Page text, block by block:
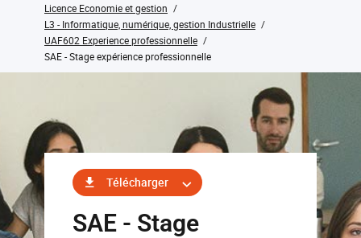
Licence Economie et gestion
L3 - Informatique, numérique, gestion Industrielle
UAF602 Experience professionnelle
SAE - Stage expérience professionnelle
Télécharger
SAE - Stage